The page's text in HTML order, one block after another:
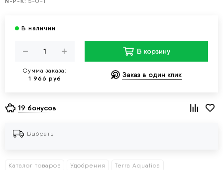
Сумма заказа:
1 966 руб
В корзину
Заказ в один клик
19 бонусов
Выбрать
Каталог товаров Удобрения Terra Aquatica